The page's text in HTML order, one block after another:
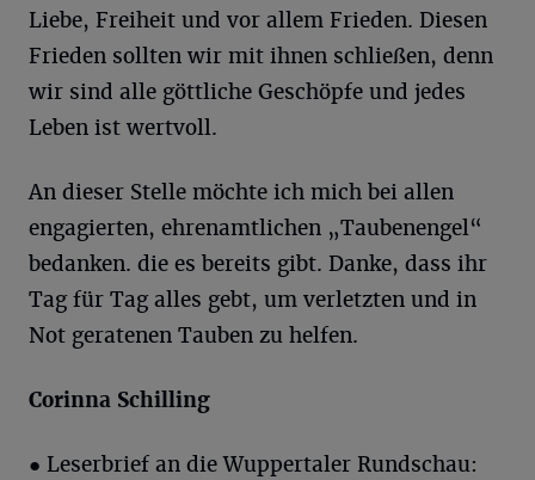
Liebe, Freiheit und vor allem Frieden. Diesen
Frieden sollten wir mit ihnen schließen, denn
wir sind alle göttliche Geschöpfe und jedes
Leben ist wertvoll.
An dieser Stelle möchte ich mich bei allen
engagierten, ehrenamtlichen „Taubenengel“
bedanken. die es bereits gibt. Danke, dass ihr
Tag für Tag alles gebt, um verletzten und in
Not geratenen Tauben zu helfen.
Corinna Schilling
● Leserbrief an die Wuppertaler Rundschau: